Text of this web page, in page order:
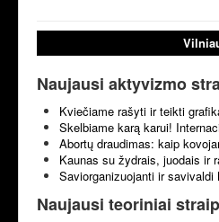
Navigation
Naujausi aktyvizmo
Kviečiame rašyti ir teikti
Skelbiame karą karui!
Abortų draudimas: kaip
Kaunas su žydrais, juodais ir
Saviorganizuojanti ir savivaldi
Naujausi teoriniai